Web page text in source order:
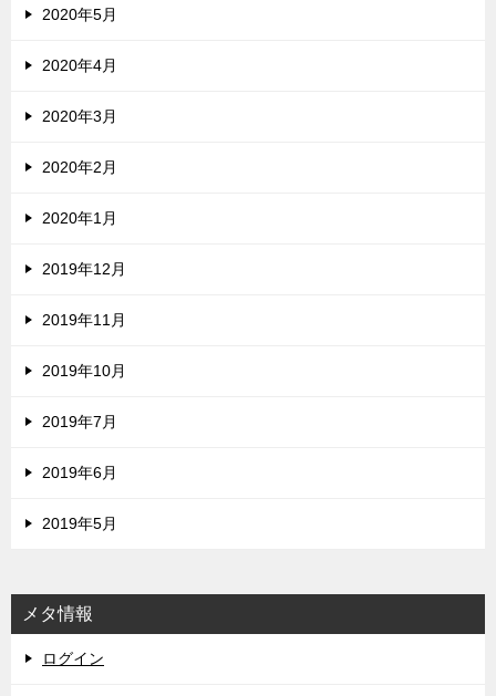
2020年5月
2020年4月
2020年3月
2020年2月
2020年1月
2019年12月
2019年11月
2019年10月
2019年7月
2019年6月
2019年5月
メタ情報
ログイン